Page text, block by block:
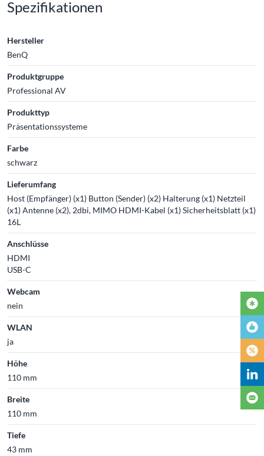
Spezifikationen
Hersteller
BenQ
Produktgruppe
Professional AV
Produkttyp
Präsentationssysteme
Farbe
schwarz
Lieferumfang
Host (Empfänger) (x1) Button (Sender) (x2) Halterung (x1) Netzteil
(x1) Antenne (x2), 2dbi, MIMO HDMI-Kabel (x1) Sicherheitsblatt (x1)
16L
Anschlüsse
HDMI
USB-C
Webcam
nein
WLAN
ja
Höhe
110 mm
Breite
110 mm
Tiefe
43 mm